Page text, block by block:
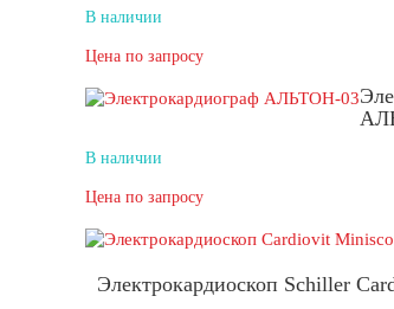
В наличии
Цена по запросу
В наличии
Цена по запросу
Электрокардиоскоп Schiller